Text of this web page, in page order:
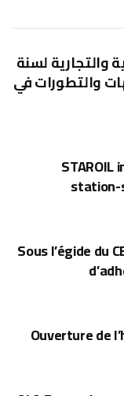
لسنة
والتطورات في
Sous l’égide du
Ouverture de